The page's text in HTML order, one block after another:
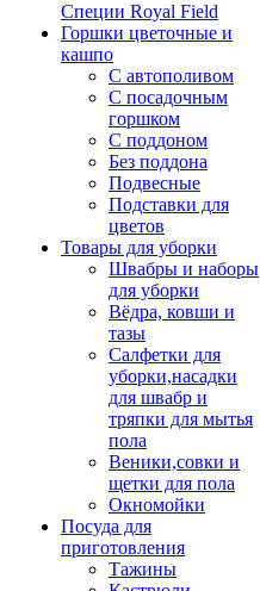
Специи Royal Field
Горшки цветочные и
кашпо
С автополивом
С посадочным
горшком
С поддоном
Без поддона
Подвесные
Подставки для
цветов
Товары для уборки
Швабры и наборы
для уборки
Вёдра, ковши и
тазы
Салфетки для
уборки,насадки
для швабр и
тряпки для мытья
пола
Веники,совки и
щетки для пола
Окномойки
Посуда для
приготовления
Тажины